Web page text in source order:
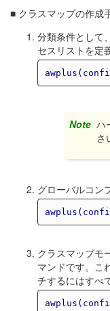
■ クラスマップの作成
分類条件として
セスリストを定
Note ハ
さ
グローバルコン
クラスマップモ
マンドです。こ
チするにはすべ